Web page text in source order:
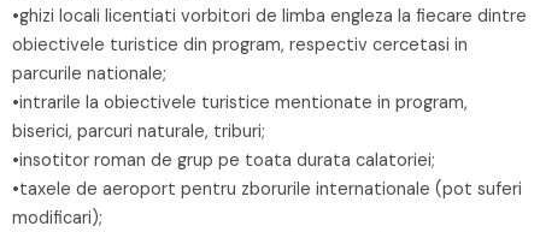
•ghizi locali licentiati vorbitori de limba engleza la fiecare dintre
obiectivele turistice din program, respectiv cercetasi in
parcurile nationale;
•intrarile la obiectivele turistice mentionate in program,
biserici, parcuri naturale, triburi;
•insotitor roman de grup pe toata durata calatoriei;
•taxele de aeroport pentru zborurile internationale (pot suferi
modificari);